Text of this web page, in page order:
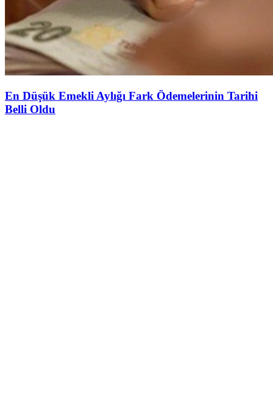
En Düşük Emekli Aylığı Fark Ödemelerinin Tarihi
Belli Oldu